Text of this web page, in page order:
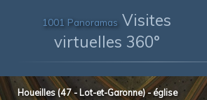
1001 Panoramas Visites
virtuelles 360°
Houeilles (47 - Lot-et-Garonne) - église